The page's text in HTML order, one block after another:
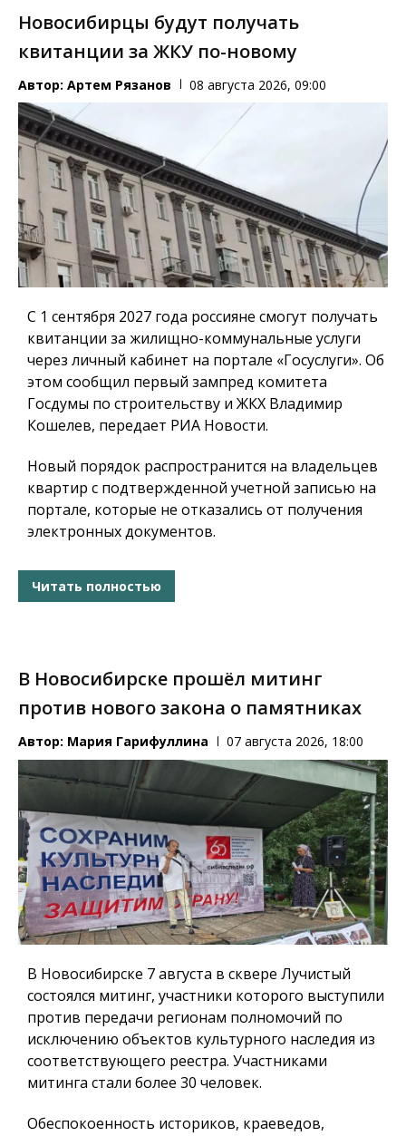
Новосибирцы будут получать
квитанции за ЖКУ по-новому
Автор: Артем Рязанов 08 августа 2026, 09:00
С 1 сентября 2027 года россияне смогут получать
квитанции за жилищно-коммунальные услуги
через личный кабинет на портале «Госуслуги». Об
этом сообщил первый зампред комитета
Госдумы по строительству и ЖКХ Владимир
Кошелев, передает РИА Новости.
Новый порядок распространится на владельцев
квартир с подтвержденной учетной записью на
портале, которые не отказались от получения
электронных документов.
Читать полностью
В Новосибирске прошёл митинг
против нового закона о памятниках
Автор: Мария Гарифуллина 07 августа 2026, 18:00
В Новосибирске 7 августа в сквере Лучистый
состоялся митинг, участники которого выступили
против передачи регионам полномочий по
исключению объектов культурного наследия из
соответствующего реестра. Участниками
митинга стали более 30 человек.
Обеспокоенность историков, краеведов,